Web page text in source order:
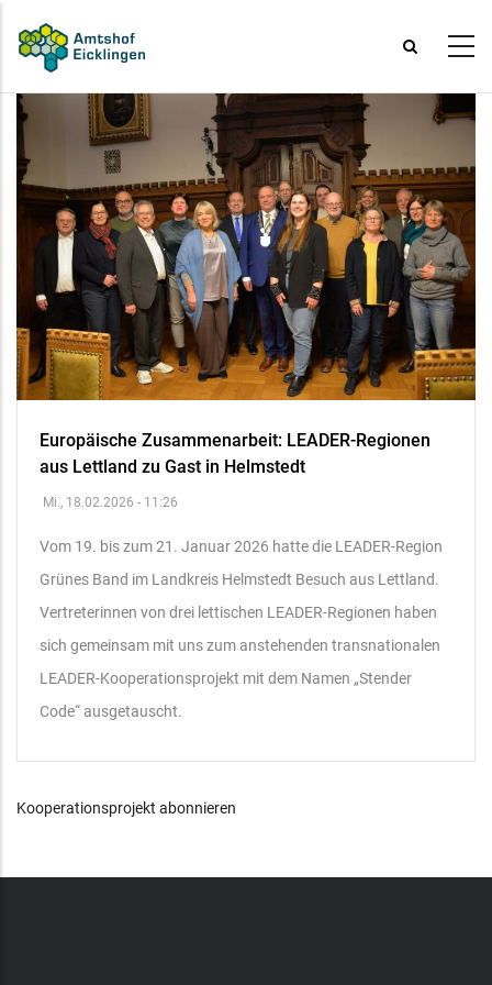
zum
Europäische Zusammenarbeit: LEADER-Regionen
aus Lettland zu Gast in Helmstedt
Mi., 18.02.2026 - 11:26
Vom 19. bis zum 21. Januar 2026 hatte die LEADER-Region
Grünes Band im Landkreis Helmstedt Besuch aus Lettland.
Vertreterinnen von drei lettischen LEADER-Regionen haben
sich gemeinsam mit uns zum anstehenden transnationalen
LEADER-Kooperationsprojekt mit dem Namen „Stender
Code“ ausgetauscht.
Kooperationsprojekt abonnieren